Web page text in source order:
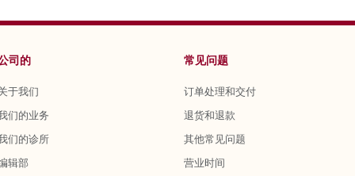
司的
于我们
们的业务
们的诊所
辑部
常见问题
订单处理和交付
退货和退款
其他常见问题
营业时间